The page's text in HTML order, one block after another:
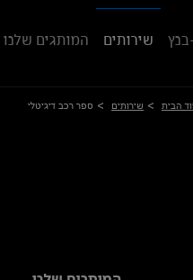
שירותים המותגים שלנו
הבית > שירותים > ספר רכב דיגיטלי